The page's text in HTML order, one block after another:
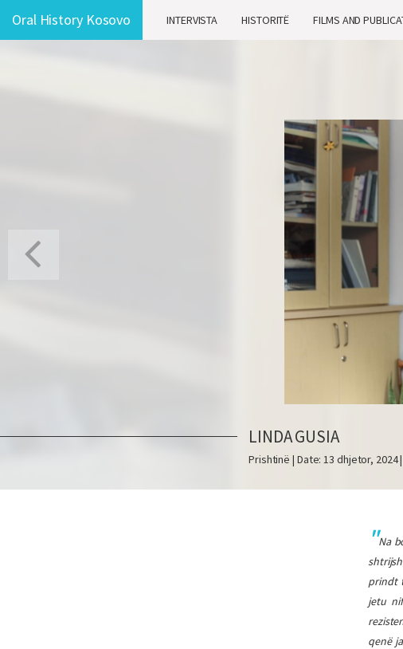
Oral History Kosovo INTERVISTA HISTORITË FILMS AND
LINDA GUSIA
Prishtinë | Date: 13 dhjetor, 2024
Na
prindt
jetu
qenë